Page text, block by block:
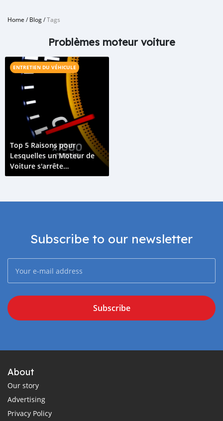
Home /Blog/Tags
Problèmes moteur voiture
ENTRETIEN DU VÉHICULE
Top 5 Raisons pour
Lesquelles un Moteur de
Voiture s'arrête
Soudainement
Subscribe to our newsletter
Subscribe
About
Our story
Advertising
Privacy Policy